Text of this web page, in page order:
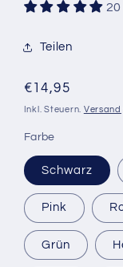
Teilen
Normaler
Preis
€14,95
Inkl. Steuern. Versand
Farbe
Schwarz
Pink
Grün